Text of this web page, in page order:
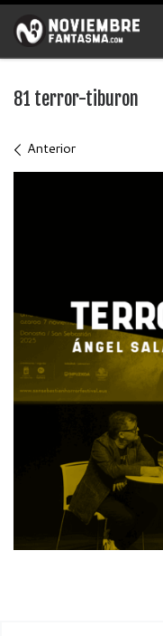
Saltar al contenido
81 terror-tiburon
Navegación de imágenes
Anterior